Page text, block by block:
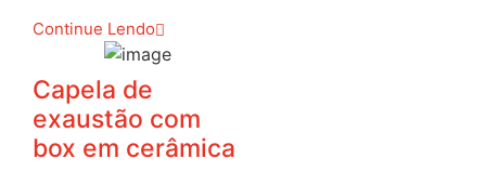
Continue Lendo
Capela de
exaustão com
box em cerâmica